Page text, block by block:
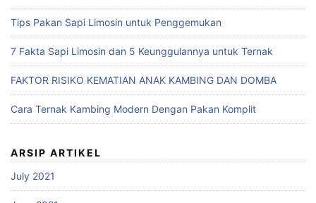
Tips Pakan Sapi Limosin untuk Penggemukan
7 Fakta Sapi Limosin dan 5 Keunggulannya untuk Ternak
FAKTOR RISIKO KEMATIAN ANAK KAMBING DAN DOMBA
Cara Ternak Kambing Modern Dengan Pakan Komplit
ARSIP ARTIKEL
July 2021